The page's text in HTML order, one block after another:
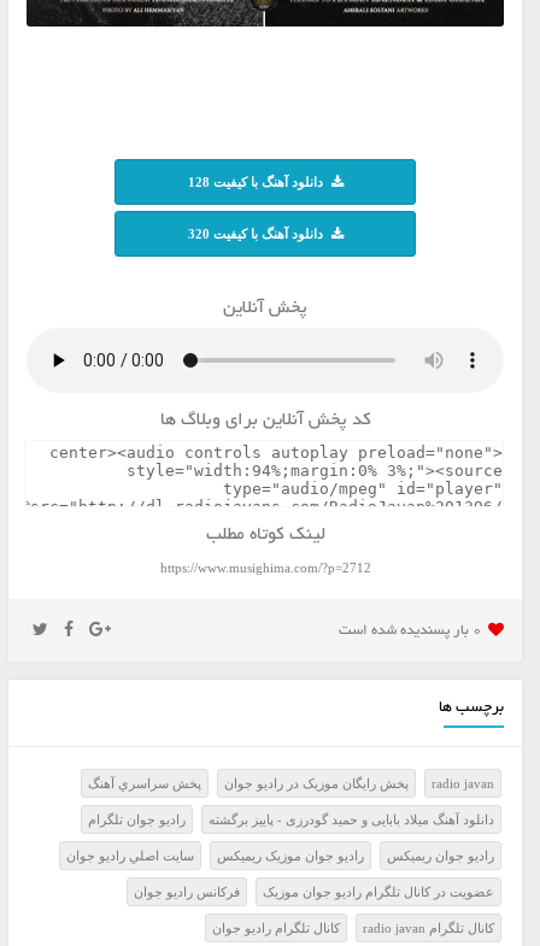
دانلود آهنگ با کیفیت 128
دانلود آهنگ با کیفیت 320
پخش آنلاین
کد پخش آنلاین برای وبلاگ ها
لینک کوتاه مطلب
https://www.musighima.com/?p=2712
0 بار پسنديده شده است
برچسب ها
radio javan پخش رايگان موزيک در راديو جوان پخش سراسري آهنگ
دانلود آهنگ میلاد بابایی و حمید گودرزی - پاییز برگشته راديو جوان تلگرام
راديو جوان ريميکس راديو جوان موزيک ريميکس سايت اصلي راديو جوان
عضويت در کانال تلگرام راديو جوان موزيک فرکانس راديو جوان
کانال تلگرام radio javan کانال تلگرام راديو جوان